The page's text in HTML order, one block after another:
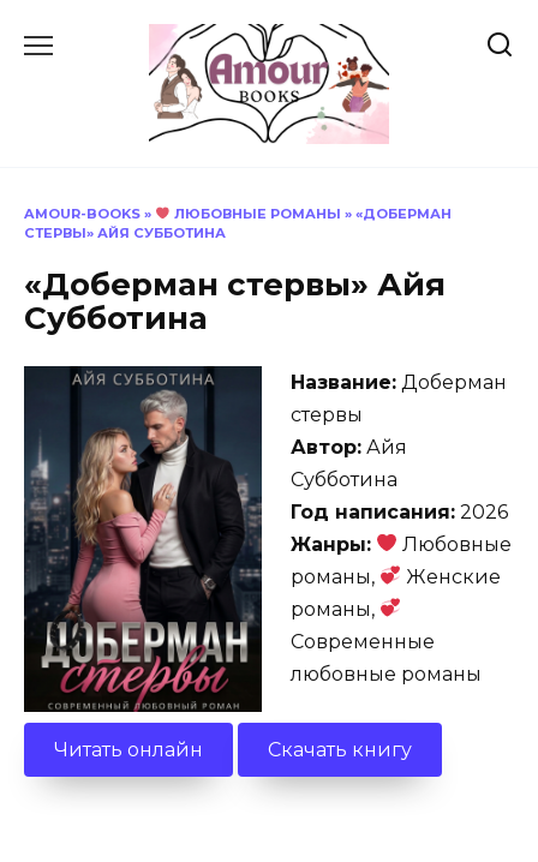
AMOUR-BOOKS » ЛЮБОВНЫЕ РОМАНЫ » «ДОБЕРМАН
СТЕРВЫ» АЙЯ СУББОТИНА
«Доберман стервы» Айя
Субботина
Название: Доберман
стервы
Автор: Айя
Субботина
Год написания: 2026
Жанры:
Любовные
романы,
Женские
романы,
Современные
любовные романы
Читать онлайн Скачать книгу